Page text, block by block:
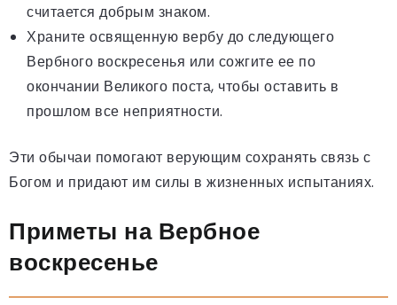
считается добрым знаком.
Храните освященную вербу до следующего
Вербного воскресенья или сожгите ее по
окончании Великого поста, чтобы оставить в
прошлом все неприятности.
Эти обычаи помогают верующим сохранять связь с
Богом и придают им силы в жизненных испытаниях.
Приметы на Вербное
воскресенье